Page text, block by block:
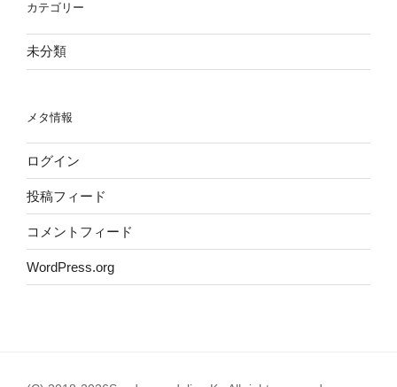
カテゴリー
未分類
メタ情報
ログイン
投稿フィード
コメントフィード
WordPress.org